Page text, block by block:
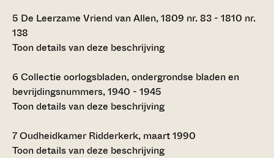
5 De Leerzame Vriend van Allen, 1809 nr. 83 - 1810 nr.
138
Toon details van deze beschrijving
6 Collectie oorlogsbladen, ondergrondse bladen en
bevrijdingsnummers, 1940 - 1945
Toon details van deze beschrijving
7Oudheidkamer Ridderkerk, maart 1990
Toon details van deze beschrijving